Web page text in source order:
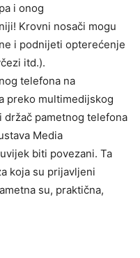
i onog
Krovni nosači mogu
i podnijeti opterećenje
itd.).
telefona na
preko multimedijskog
držač pametnog telefona
Media
biti povezani. Ta
koja su prijavljeni
su, praktična,